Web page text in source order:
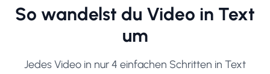
So wandelst du Video in Text
um
Jedes Video in nur 4 einfachen Schritten in Text